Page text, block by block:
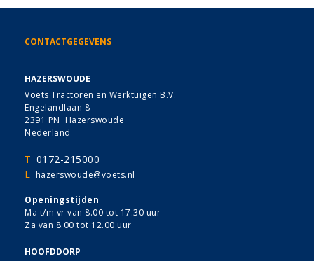
CONTACTGEGEVENS
HAZERSWOUDE
Voets Tractoren en Werktuigen B.V.
Engelandlaan 8
2391 PN Hazerswoude
Nederland
T 0172-215000
E hazerswoude@voets.nl
Openingstijden
Ma t/m vr van 8.00 tot 17.30 uur
Za van 8.00 tot 12.00 uur
HOOFDDORP